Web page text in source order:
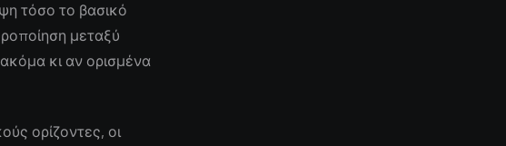
τόσο το βασικό
μεταξύ
κι αν ορισμένα
ορίζοντες, οι